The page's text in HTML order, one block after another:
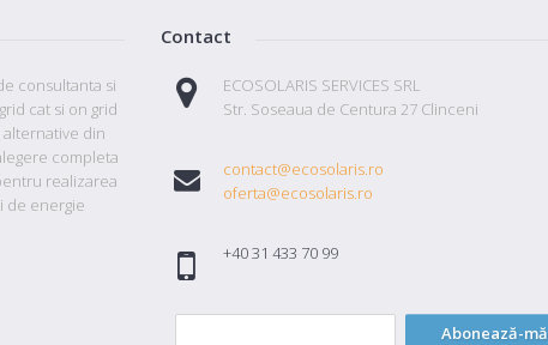
consultanta si
cat si on grid
din
completa
realizarea
de energie
Contact
ECOSOLARIS SERVICES SRL
Str. Soseaua de Centura 27 Clinceni
contact@ecosolaris.ro
oferta@ecosolaris.ro
+40 31 433 70 99
Abonează-mă